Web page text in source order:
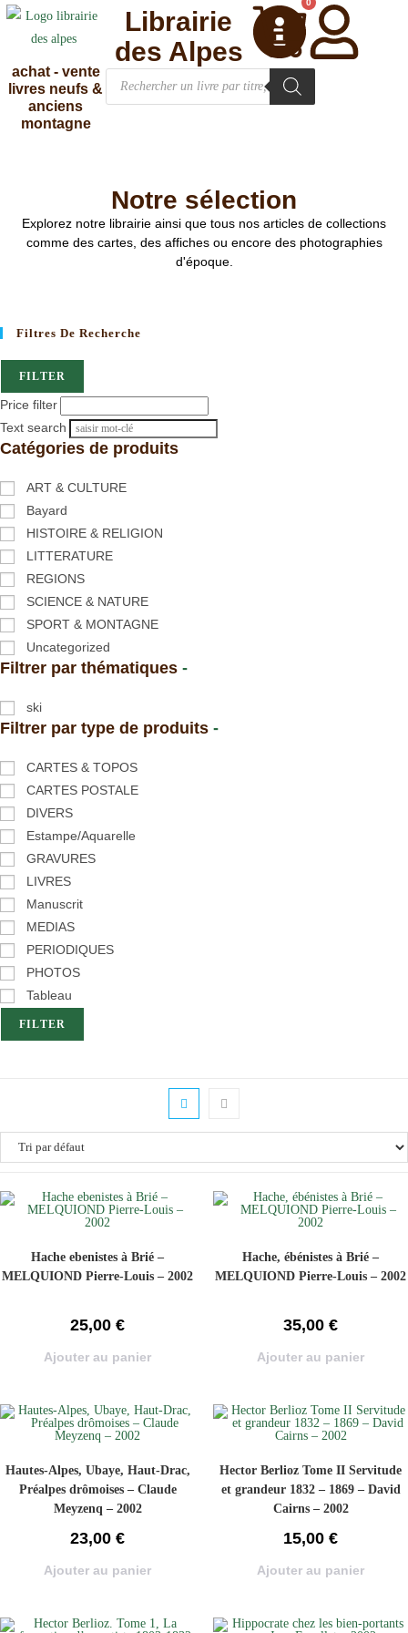
achat - vente
livres neufs &
anciens
montagne
0
Librairie
des Alpes
Notre sélection
Explorez notre librairie ainsi que tous nos articles de collections
comme des cartes, des affiches ou encore des photographies
d'époque.
Filtres De Recherche
FILTER
Price filter
Text search
Catégories de produits
ART & CULTURE
Bayard
HISTOIRE & RELIGION
LITTERATURE
REGIONS
SCIENCE & NATURE
SPORT & MONTAGNE
Uncategorized
Filtrer par thématiques -
ski
Filtrer par type de produits -
CARTES & TOPOS
CARTES POSTALE
DIVERS
Estampe/Aquarelle
GRAVURES
LIVRES
Manuscrit
MEDIAS
PERIODIQUES
PHOTOS
Tableau
FILTER
Hache ebenistes à Brié –
MELQUIOND Pierre-Louis – 2002
25,00 €
Ajouter au panier
Hache, ébénistes à Brié –
MELQUIOND Pierre-Louis – 2002
35,00 €
Ajouter au panier
Hautes-Alpes, Ubaye, Haut-Drac,
Préalpes drômoises – Claude
Meyzenq – 2002
23,00 €
Ajouter au panier
Hector Berlioz Tome II Servitude
et grandeur 1832 – 1869 – David
Cairns – 2002
15,00 €
Ajouter au panier